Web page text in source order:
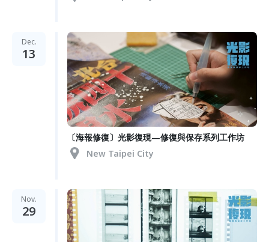
Dec.
13
〔海報修復〕光影復現—修復與保存系列工作坊
New Taipei City
Nov.
29